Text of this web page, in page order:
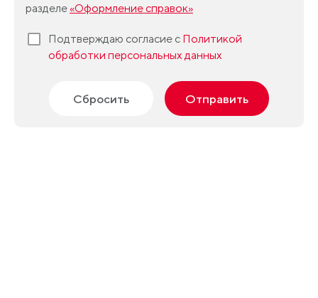
разделе«Оформление справок»
Подтверждаю согласие с Политикой
обработки персональных данных
Сбросить Отправить